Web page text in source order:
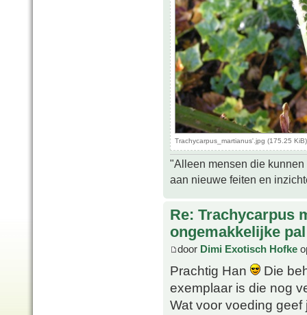
Trachycarpus_martianus'.jpg (175.25
"Alleen mensen die
aan nieuwe feiten en
Re: Trachycarpus
ongemakkelijke pal
door Dimi Exotisch Hofke
Prachtig Han
Die
exemplaar is die nog
Wat voor voeding geef